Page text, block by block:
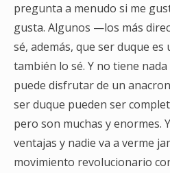
pregunta a menudo si me
gusta. Algunos —los más
sé, además, que ser duque es
también lo sé. Y no tiene
puede disfrutar de un
ser duque pueden ser
pero son muchas y enormes.
ventajas y nadie va a verme
movimiento revolucionario